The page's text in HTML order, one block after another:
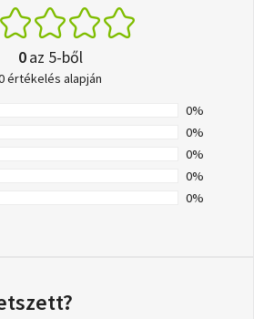
0az 5-ből
értékelés alapján
0%
0%
0%
0%
0%